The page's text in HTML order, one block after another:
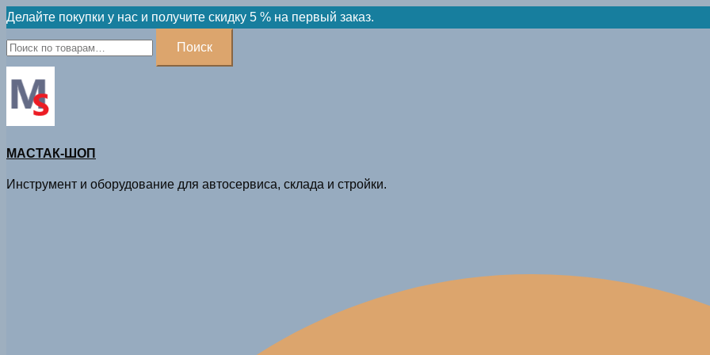
Skip
to
content
Делайте покупки у нас и получите скидку 5 % на первый заказ.
Искать:
Поиск
МАСТАК-ШОП
Инструмент и оборудование для автосервиса, склада и стройки.